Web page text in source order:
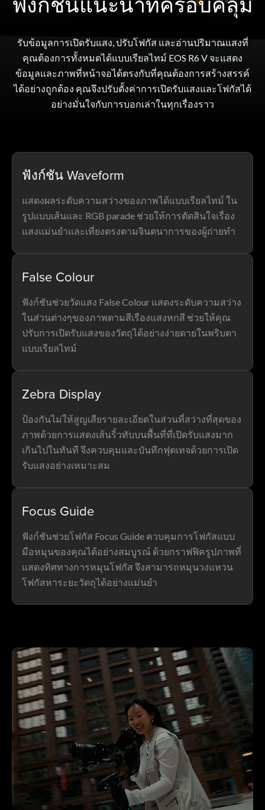
รับข้อมูลการเปิดรับแสง, ปรับโฟกัส และอ่านปริมาณแสงที่
คุณต้องการทั้งหมดได้แบบเรียลไทม์ EOS R6 V จะแสดง
ข้อมูลและภาพที่หน้าจอได้ตรงกับที่คุณต้องการสร้างสรรค์
ได้อย่างถูกต้อง คุณจึงปรับตั้งค่าการเปิดรับแสงและโฟกัสได้
อย่างมั่นใจกับการบอกเล่าในทุกเรื่องราว
ฟังก์ชัน Waveform
แสดงผลระดับความสว่างของภาพได้แบบเรียลไทม์ ใน
รูปแบบเส้นและ RGB parade ช่วยให้การตัดสินใจเรื่อง
แสงแม่นยำและเที่ยงตรงตามจินตนาการของผู้ถ่ายทำ
False Colour
ฟังก์ชันช่วยวัดแสง False Colour แสดงระดับความสว่าง
ในส่วนต่างๆของภาพตามสีเรืองแสงหกสี ช่วยให้คุณ
ปรับการเปิดรับแสงของวัตถุได้อย่างง่ายดายในพริบตา
แบบเรียลไทม์
Zebra Display
ป้องกันไม่ให้สูญเสียรายละเอียดในส่วนที่สว่างที่สุดของ
ภาพด้วยการแสดงเส้นริ้วทับบนพื้นที่ที่เปิดรับแสงมาก
เกินไปในทันที จึงควบคุมและบันทึกฟุตเทจด้วยการเปิด
รับแสงอย่างเหมาะสม
Focus Guide
ฟังก์ชันช่วยโฟกัส Focus Guide ควบคุมการโฟกัสแบบ
มือหมุนของคุณได้อย่างสมบูรณ์ ด้วยกราฟฟิครูปภาพที่
แสดงทิศทางการหมุนโฟกัส จึงสามารถหมุนวงแหวน
โฟกัสหาระยะวัตถุได้อย่างแม่นยำ